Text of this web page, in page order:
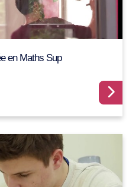
en Maths Sup